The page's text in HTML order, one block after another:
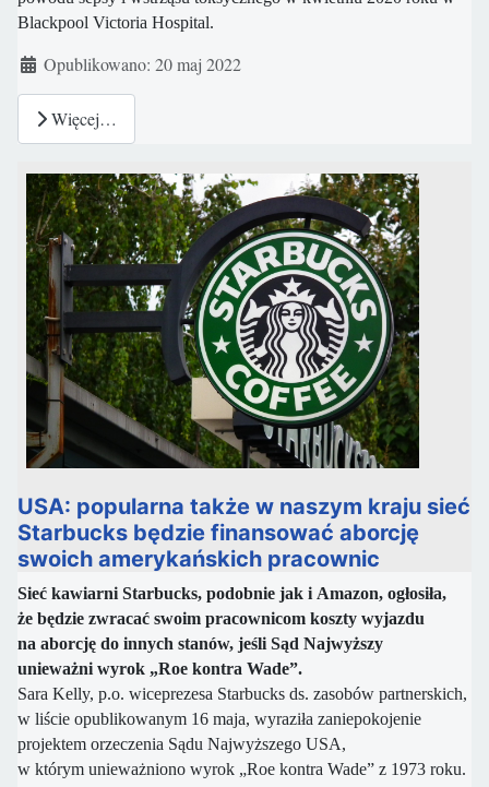
Blackpool Victoria Hospital.
Szczegóły
Opublikowano: 20 maj 2022
Więcej…
USA: popularna także w naszym kraju sieć
Starbucks będzie finansować aborcję
swoich amerykańskich pracownic
Sieć kawiarni Starbucks, podobnie jak i Amazon, ogłosiła,
że będzie zwracać swoim pracownicom koszty wyjazdu
na aborcję do innych stanów, jeśli Sąd Najwyższy
unieważni wyrok „Roe kontra Wade”.
Sara Kelly, p.o. wiceprezesa Starbucks ds. zasobów partnerskich,
w liście opublikowanym 16 maja, wyraziła zaniepokojenie
projektem orzeczenia Sądu Najwyższego USA,
w którym unieważniono wyrok „Roe kontra Wade” z 1973 roku.